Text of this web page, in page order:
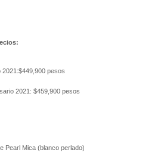
2021:$449,900 pesos
2021: $459,900 pesos
Pearl Mica (blanco perlado)